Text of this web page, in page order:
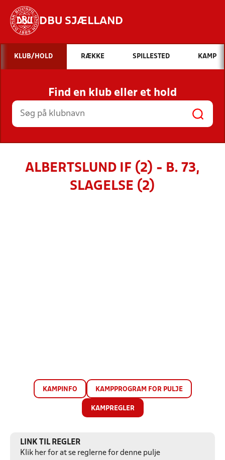
DBU SJÆLLAND
Hvad vil du søge efter?
INDHOLD OG NYHEDER
STILLINGER, RESULTATER, KLUBBER OG
HOLD
KLUB/HOLD RÆKKE SPILLESTED KAMP
Find en klub eller et hold
ALBERTSLUND IF (2) - B. 73,
SLAGELSE (2)
KAMPINFO KAMPPROGRAM FOR PULJE
KAMPREGLER
LINK TIL REGLER
Klik her for at se reglerne for denne pulje